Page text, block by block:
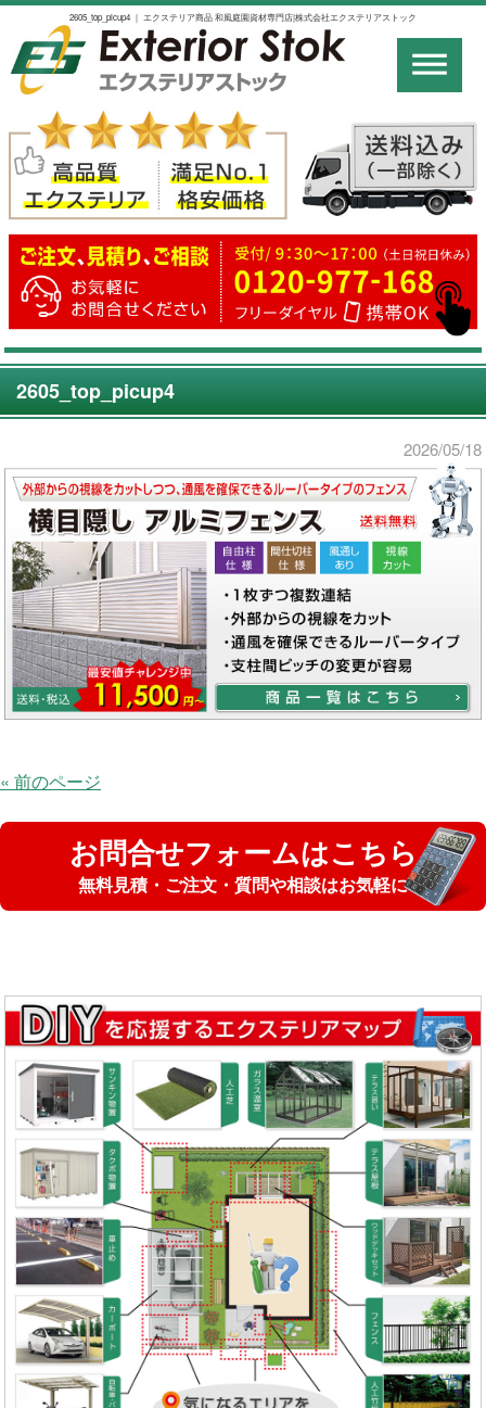
2605_top_picup4 ｜ エクステリア商品 和風庭園資材専門店|株式会社エクステリアストック
2605_top_picup4
2026/05/18
« 前のページ
お問合せフォームはこちら
無料見積・ご注文・質問や相談はお気軽に